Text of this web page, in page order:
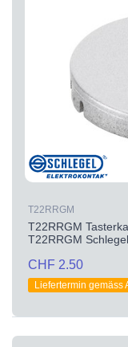
T22RRGM
T22RRGM
T22RRGM Schlegel
CHF 2.50
Liefertermin gemäss